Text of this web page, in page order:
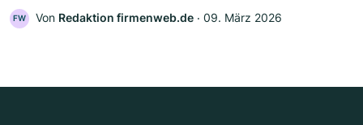
FW Von Redaktion firmenweb.de ‧ 09. März 2026